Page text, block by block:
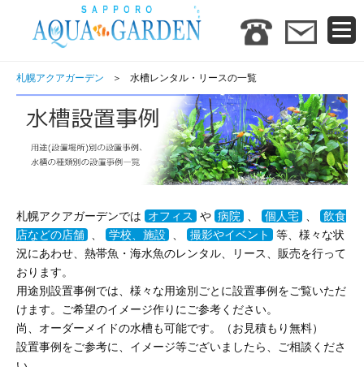
札幌アクアガーデン 水槽レンタル・リースの一覧
札幌アクアガーデンでは オフィス や 病院 個人宅
飲食
店などの店舗
学校、施設 撮影やイベント
等、様々な状
況にあわせ、熱帯魚・海水魚のレンタル、リース、販売を行って
おります。
用途別設置事例では、様々な用途別ごとに設置事例をご覧いただ
けます。ご希望のイメージ作りにご参考ください。
尚、オーダーメイドの水槽も可能です。（お見積もり無料）
設置事例をご参考に、イメージ等ございましたら、ご相談くださ